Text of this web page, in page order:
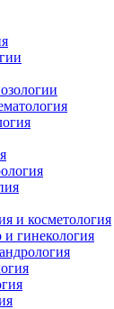
и косметология
гинекология